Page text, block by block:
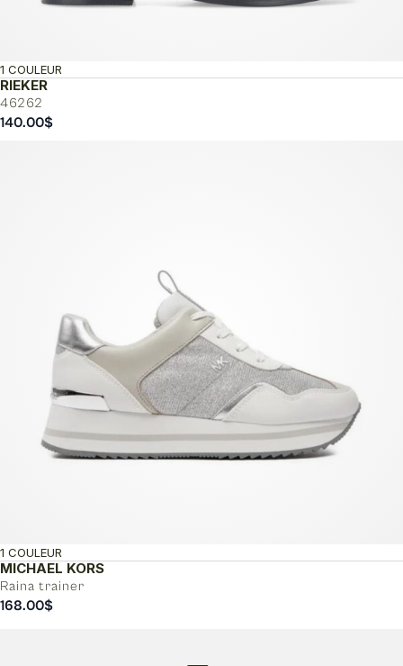
RIEKER
46262
1 COULEUR
140.00$
MICHAEL KORS
Raina trainer
1 COULEUR
168.00$